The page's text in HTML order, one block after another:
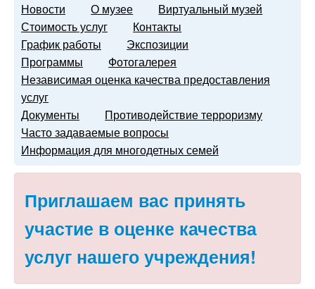
Новости О музее
Виртуальный музей
Стоимость услуг
Контакты
График работы
Экспозиции
Программы
Фотогалерея
Независимая оценка качества предоставления
услуг
Документы
Противодействие терроризму
Часто задаваемые вопросы
Информация для многодетных семей
Приглашаем вас принять
участие в оценке качества
услуг нашего учреждения!